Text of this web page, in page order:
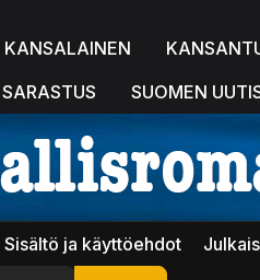
KANSALAINEN
SARASTUS SUOMEN
Sisältö ja käyttöehdot